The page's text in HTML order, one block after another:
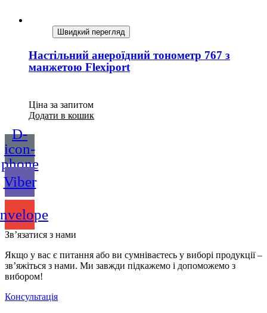
Швидкий перегляд
Настільний анероїдний тонометр 767 з
манжетою Flexiport
Ціна за запитом
Додати в кошик
D-
icon-
phone
Viber
Зв’язатися з нами
Якщо у вас є питання або ви сумніваєтесь у виборі продукції –
зв’яжіться з нами. Ми завжди підкажемо і допоможемо з
вибором!
Консультація